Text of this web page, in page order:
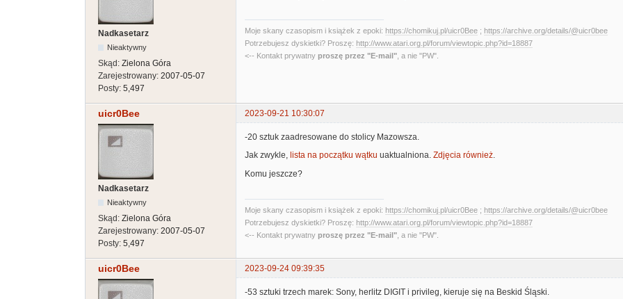
Nadkasetarz
Nieaktywny
Skąd: Zielona Góra
Zarejestrowany: 2007-05-07
Posty: 5,497
Moje skany czasopism i książek z epoki: https://chomikuj.pl/uicr0Bee ; https://archive.org/details/@uicr0bee
Potrzebujesz dyskietki? Proszę: http://www.atari.org.pl/forum/viewtopic.php?id=18887
<-- Kontakt prywatny proszę przez "E-mail" , a nie "PW".
uicr0Bee 2023-09-21 10:30:07
Nadkasetarz
Nieaktywny
Skąd: Zielona Góra
Zarejestrowany: 2007-05-07
Posty: 5,497
-20 sztuk zaadresowane do stolicy Mazowsza.
Jak zwykle, lista na początku wątku uaktualniona. Zdjęcia również.
Komu jeszcze?
Moje skany czasopism i książek z epoki: https://chomikuj.pl/uicr0Bee ; https://archive.org/details/@uicr0bee
Potrzebujesz dyskietki? Proszę: http://www.atari.org.pl/forum/viewtopic.php?id=18887
<-- Kontakt prywatny proszę przez "E-mail" , a nie "PW".
uicr0Bee 2023-09-24 09:39:35
-53 sztuki trzech marek: Sony, herlitz DIGIT i privileg, kieruje się na Beskid Śląski.